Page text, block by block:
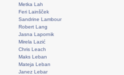
Metka Lah
Feri Lainšček
Sandrine Lambour
Robert Lang
Jasna Lapornik
Mirela Lazić
Chris Leach
Maks Leban
Mateja Leban
Janez Lebar